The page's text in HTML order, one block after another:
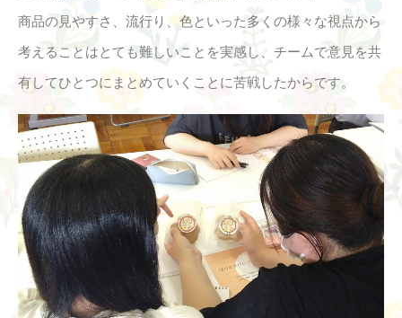
商品の見やすさ、流行り、色といった多くの様々な視点から
考えることはとても難しいことを実感し、チームで意見を共
有してひとつにまとめていくことに苦戦したからです。